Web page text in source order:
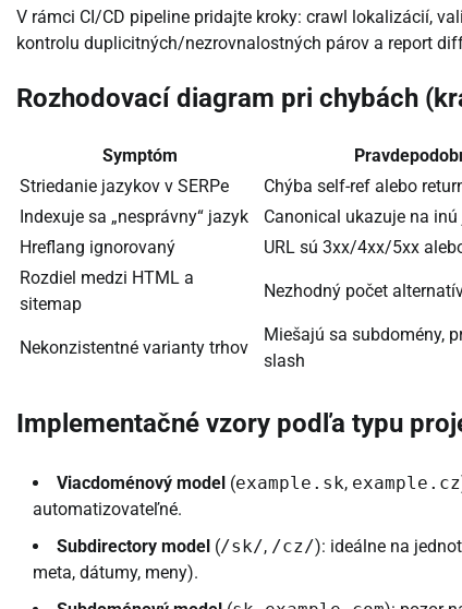
V rámci CI/CD pipeline pridajte kroky: crawl lokalizácií,
kontrolu duplicitných/nezrovnalostných párov a report
Rozhodovací diagram pri chybách
Symptóm
Striedanie jazykov v SERPe
Chýba self-ref alebo
Indexuje sa „nesprávny“ jazyk
Canonical ukazuje na
Hreflang ignorovaný
URL sú 3xx/4xx/5xx
Rozdiel medzi HTML a
sitemap
Nezhodný počet
Nekonzistentné varianty trhov
Miešajú sa subdomény,
slash
Implementačné vzory podľa typu
Viacdoménový model (example.sk, example.cz
automatizovateľné.
Subdirectory model (/sk/, /cz/): ideálne na
meta, dátumy, meny).